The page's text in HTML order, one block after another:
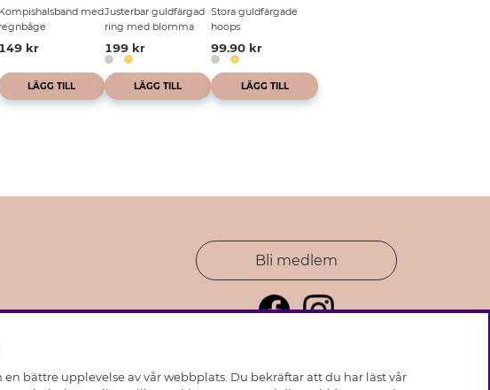
Kompishalsband med
regnbåge
149 kr
LÄGG TILL
Justerbar guldfärgad
ring med blomma
199 kr
LÄGG TILL
Stora guldfärgade
hoops
99.90 kr
LÄGG TILL
Bli medlem
bättre upplevelse av vår webbplats. Du bekräftar att du har läst vår